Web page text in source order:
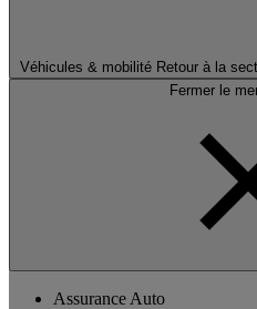
Véhicules & mobilité Retour à la
Fermer le
Assurance Auto